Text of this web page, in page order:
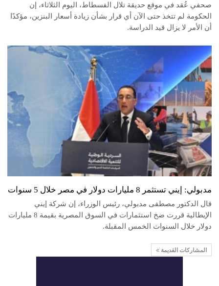
صحفي عُقد في موقع حديقة تلال الفسطاط، اليوم الثلاثاء، إن
الحكومة لم تتخذ حتى الآن أي قرار بشأن زيادة أسعار البنزين، مؤكدًا
أن الأمر لا يزال قيد الدراسة.
مدبولي: إيني تستثمر 8 مليارات دولار في مصر خلال 5 سنوات
قال الدكتور مصطفى مدبولي، رئيس الوزراء، إن شركة إيني
الإيطالية قررت ضخ استثمارات في السوق المصرية بقيمة 8 مليارات
دولار خلال السنوات الخمس المقبلة.
المشاركات القديمة